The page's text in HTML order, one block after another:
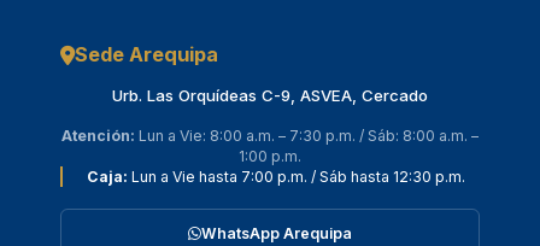
Sede Arequipa
Urb. Las Orquídeas C-9, ASVEA, Cercado
Atención: Lun a Vie: 8:00 a.m. – 7:30 p.m. / Sáb: 8:00 a.m. –
1:00 p.m.
Caja: Lun a Vie hasta 7:00 p.m. / Sáb hasta 12:30 p.m.
WhatsApp Arequipa